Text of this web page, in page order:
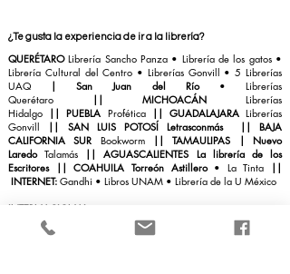
¿Te gusta la experiencia de ir a la librería?
QUERÉTAROLibrería Sancho Panza • Librería de los gatos •
Librería Cultural del Centro • Librerías Gonvill • 5 Librerías
UAQ | San Juan del Río•Librerías
Querétaro
|| MICHOACÁN Librerías
Hidalgo || PUEBLA Profética || GUADALAJARALibrerías
Gonvill
|| SAN LUIS POTOSÍ Letrasconmás || BAJA
CALIFORNIA SUR Bookworm ||TAMAULIPAS | Nuevo
LaredoTalamás ||AGUASCALIENTES La librería de los
Escritores || COAHUILA Torreón Astillero• La Tinta
||
INTERNET: Gandhi • Libros UNAM • Librería de la U México
INTERNACIONAL
COLOMBIA
Librería de la U || Waldhunter
• Paidós•El Aleph
La boutique de